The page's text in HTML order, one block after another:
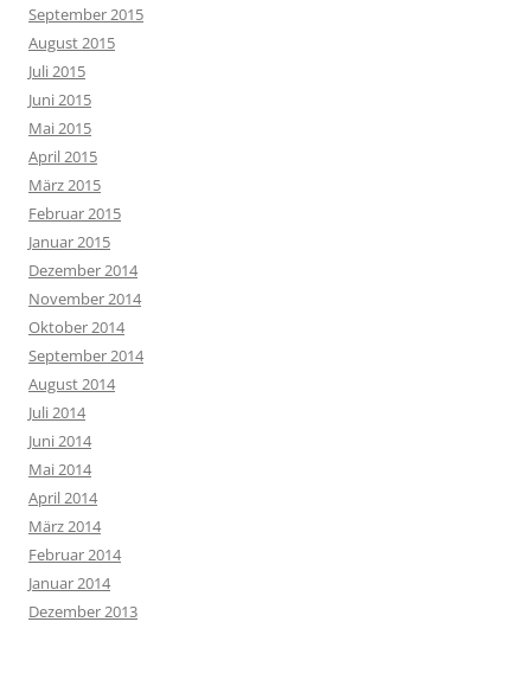
September 2015
August 2015
Juli 2015
Juni 2015
Mai 2015
April 2015
März 2015
Februar 2015
Januar 2015
Dezember 2014
November 2014
Oktober 2014
September 2014
August 2014
Juli 2014
Juni 2014
Mai 2014
April 2014
März 2014
Februar 2014
Januar 2014
Dezember 2013